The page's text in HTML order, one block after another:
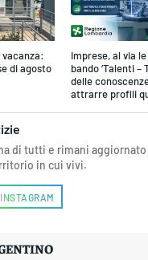
vacanza:
di agosto
Imprese, al via
bando ‘Talenti
delle
attrarre profili
di tutti e rimani aggiornato
in cui vivi.
INSTAGRAM